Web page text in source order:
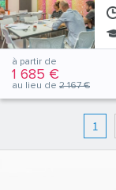
à partir de
1 685 €
au lieu de 2 167 €
1